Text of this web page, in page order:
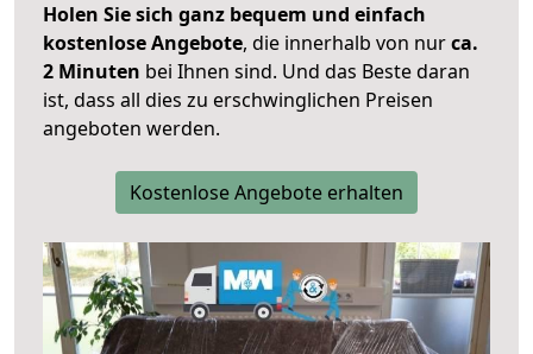
Holen Sie sich ganz bequem und einfach
kostenlose Angebote, die innerhalb von nurca.
2 Minuten bei Ihnen sind. Und das Beste daran
ist, dass all dies zu erschwinglichen Preisen
angeboten werden.
Kostenlose Angebote erhalten